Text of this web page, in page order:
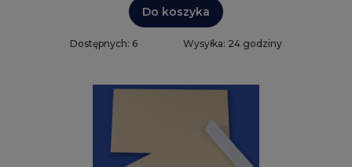
Do koszyka
Dostępnych: 6 Wysyłka: 24 godziny